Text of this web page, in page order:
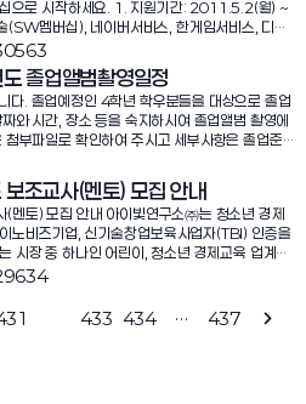
판매 가능 (2
(940-7691) 주시기 바랍니다. ele
stylefont-variantfont-weightletter-spac
aligntext-indenttext-transformwhite-s
attachmentbg-colorbg-imagebg-
topborder-rightborder-bottomb
heightmax-widthmin-widthou
imagelist-style-typelist-style-positionTa
spacingcaption-sideempty-cellsta
box-shadowborder-radiusOtherove
년 9월 또는 20
- 경력 2년 미
니다.
회수:
졸업앨범촬영일정
로 졸업
.elementFontfont-familyfont-sizefont-style
heighttext-decorationtext-alig
spacingcolorBackgroundbg
positionbg-repeatBoxwidthheightbord
leftmarginpaddingmax-height
coloroutline-styleoutline-widthPo
alignborder-collapseborde
조교사(멘토) 모집 안내
연구소㈜는 청소년 경제
사업자(TBI) 인증을
회수:
433 434 … 437
다음